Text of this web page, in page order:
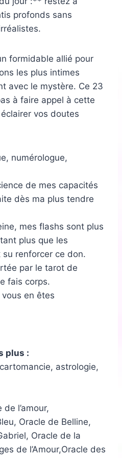
profonds sans
formidable allié pour
les plus intimes
avec le mystère. Ce 23
à faire appel à cette
vos doutes
numérologue,
de mes capacités
dès ma plus tendre
mes flashs sont plus
plus que les
renforcer ce don.
par le tarot de
fais corps.
en êtes
plus :
astrologie,
l’amour,
Oracle de Belline,
Oracle de la
de l’Amour,Oracle des